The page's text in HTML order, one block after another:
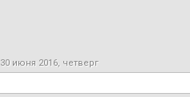
30 июня 2016, четверг